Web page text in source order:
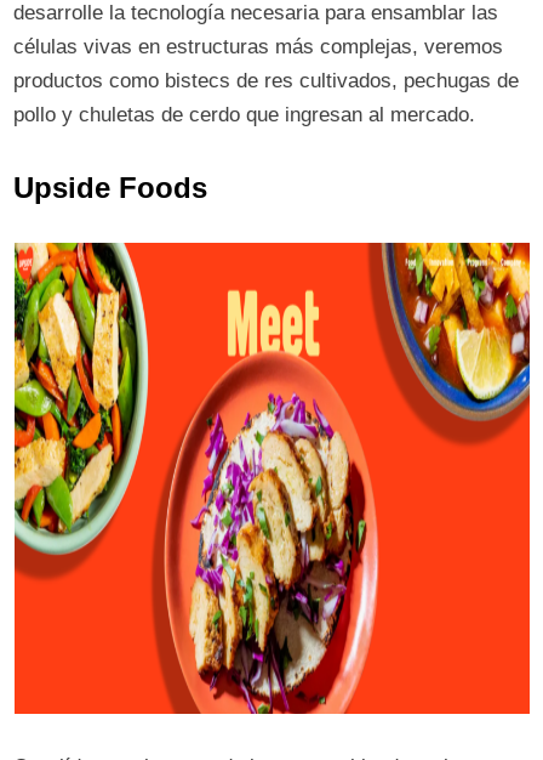
desarrolle la tecnología necesaria para ensamblar las
células vivas en estructuras más complejas, veremos
productos como bistecs de res cultivados, pechugas de
pollo y chuletas de cerdo que ingresan al mercado.
Upside Foods